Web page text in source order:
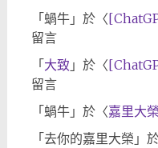
「 蝸牛」於〈
留言
「 大致 」於〈
留言
「 蝸牛」於〈嘉里大
「 去你的嘉里大榮 」